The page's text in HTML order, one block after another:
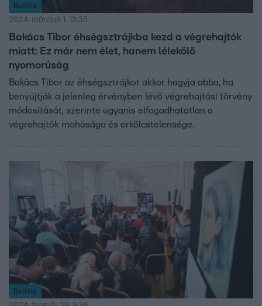
Belföld
2024. március 1. 13:35
Bakács Tibor éhségsztrájkba kezd a végrehajtók
miatt: Ez már nem élet, hanem lélekölő
nyomorúság
Bakács Tibor az éhségsztrájkot akkor hagyja abba, ha
benyújtják a jelenleg érvényben lévő végrehajtási törvény
módosítását, szerinte ugyanis elfogadhatatlan a
végrehajtók mohósága és erkölcstelensége.
Belföld